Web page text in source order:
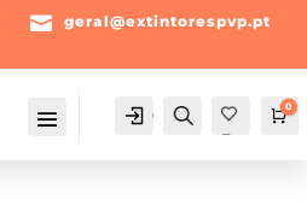
 geral@extintorespvp.pt
Conta
Pesquisa
Fav
0